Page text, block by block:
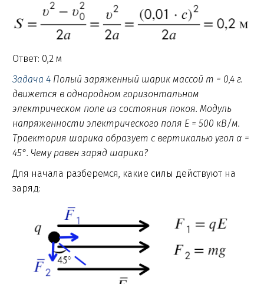
Ответ: 0,2 м
Задача 4 Полый заряженный шарик массой m = 0,4 г.
движется в однородном горизонтальном
электрическом поле из состояния покоя. Модуль
напряженности электрического поля E = 500 кВ/м.
Траектория шарика образует с вертикалью угол α =
45°. Чему равен заряд шарика?
Для начала разберемся, какие силы действуют на
заряд: